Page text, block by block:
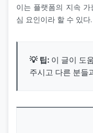
이는 플랫폼의 지속
심 요인이라 할 수 있다.
💡 팁: 이 글이 도
주시고 다른 분들